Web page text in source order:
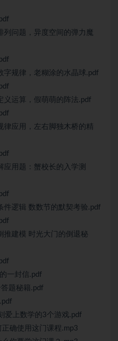
问题，异度空间的弹力魔
规律，老糊涂的水晶球.pdf
运算，假萌萌的阵法.pdf
应用，左右脚独木桥的精
用题：蟹校长的入学测
逻辑 数数节的默契考验.pdf
建模 时光大门的倒退秘
一封信.pdf
题秘籍.pdf
爱上数学的3个游戏.pdf
确使用这门课程.mp3